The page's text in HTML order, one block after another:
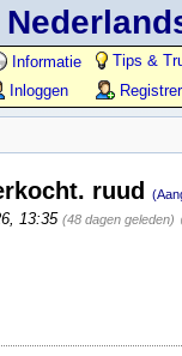
Informatie
Tips &
Inloggen
ruud
13:35 (48 dagen geleden)